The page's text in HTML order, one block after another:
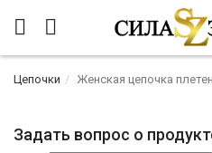
Цепочки Женская цепочка
Задать вопрос о